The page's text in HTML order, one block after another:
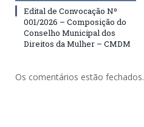
Edital de Convocação Nº
001/2026 – Composição do
Conselho Municipal dos
Direitos da Mulher – CMDM
Os comentários estão fechados.